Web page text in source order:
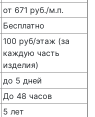
от 671 руб./м.п.
Бесплатно
100 руб/этаж (за
каждую часть
изделия)
до 5 дней
До 48 часов
5 лет